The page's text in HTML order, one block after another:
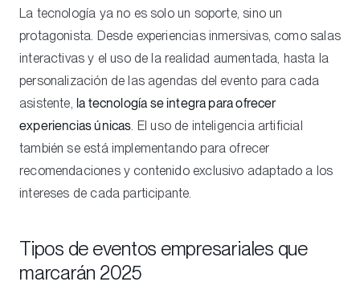
La tecnología ya no es solo un soporte, sino un
protagonista. Desde experiencias inmersivas, como salas
interactivas y el uso de la realidad aumentada, hasta la
personalización de las agendas del evento para cada
asistente, la tecnología se integra para ofrecer
experiencias únicas. El uso de inteligencia artificial
también se está implementando para ofrecer
recomendaciones y contenido exclusivo adaptado a los
intereses de cada participante.
Tipos de eventos empresariales que
marcarán 2025